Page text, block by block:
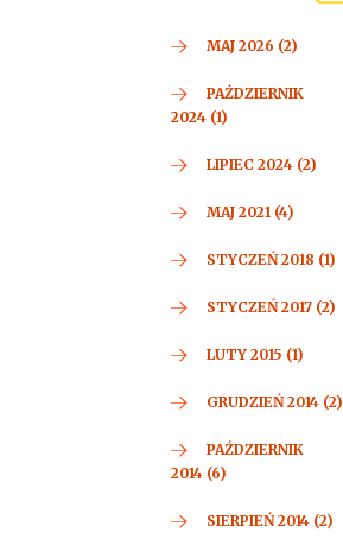
MAJ 2026 (2)
PAŹDZIERNIK
2024 (1)
LIPIEC 2024 (2)
MAJ 2021 (4)
STYCZEŃ 2018 (1)
STYCZEŃ 2017 (2)
LUTY 2015 (1)
GRUDZIEŃ 2014 (2)
PAŹDZIERNIK
2014 (6)
SIERPIEŃ 2014 (2)